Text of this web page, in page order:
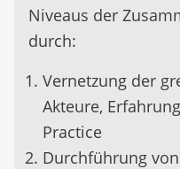
Niveaus der
durch:
Vernetzung der
Akteure,
Practice
Durchführung